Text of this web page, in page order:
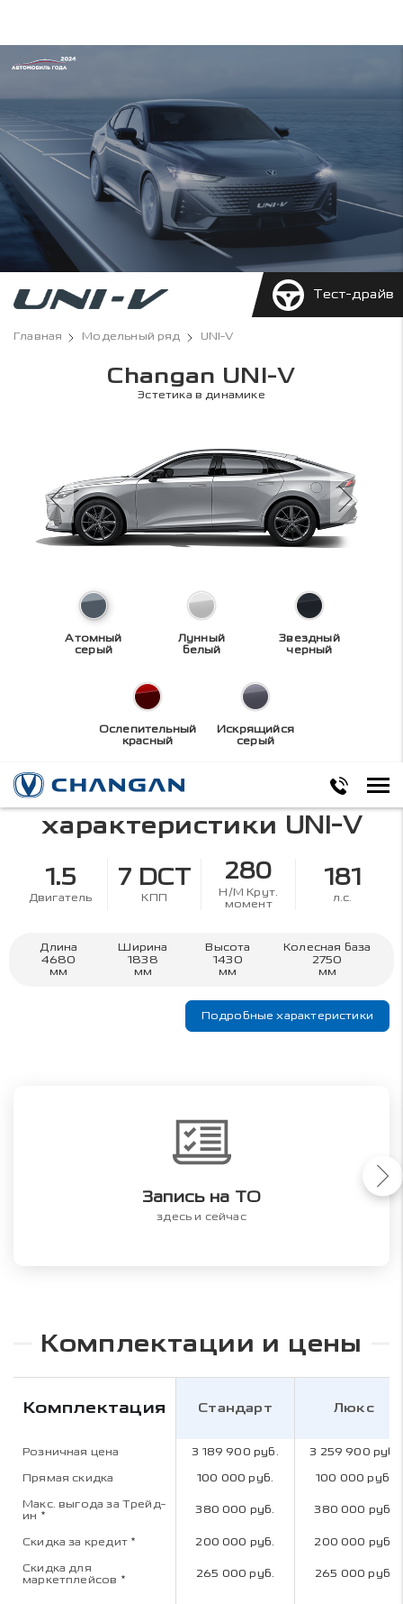
Тест-драйв
Главная Модельный ряд UNI-V
Changan UNI-V
Эстетика в динамике
Атомный
серый
Лунный
белый
Звездный
черный
Ослепительный
красный
Искрящийся
серый
Технические
характеристики UNI-V
1.5
Двигатель
7 DCT
КПП
280
Н/М Крут.
момент
181
л.с.
Длина
4680
мм
Ширина
1838
мм
Высота
1430
мм
Колесная база
2750
мм
Подробные характеристики
Запись на ТО
здесь и сейчас
Комплектации и цены
Комплектация Стандарт Люкс
Розничная цена 3 189 900 руб. 3 259 900 руб.
Прямая скидка 100 000 руб. 100 000 руб.
Макс. выгода за Трейд-
ин * 380 000 руб. 380 000 руб.
Скидка за кредит * 200 000 руб. 200 000 руб.
Скидка для
маркетплейсов * 265 000 руб. 265 000 руб.